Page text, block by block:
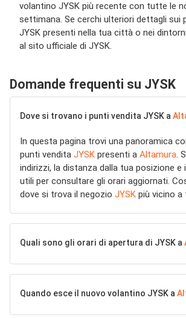
volantino JYSK più recente con tutte le
settimana. Se cerchi ulteriori dettagli sui
JYSK presenti nella tua città o nei
al sito ufficiale di JYSK.
Domande frequenti su JYSK
Dove si trovano i punti vendita JYSK a
In questa pagina trovi una panoramica
punti vendita JYSK presenti a Altamura.
indirizzi, la distanza dalla tua posizione e
utili per consultare gli orari aggiornati.
dove si trova il negozio JYSK più vicino a
Quali sono gli orari di apertura di JYSK a
Quando esce il nuovo volantino JYSK a